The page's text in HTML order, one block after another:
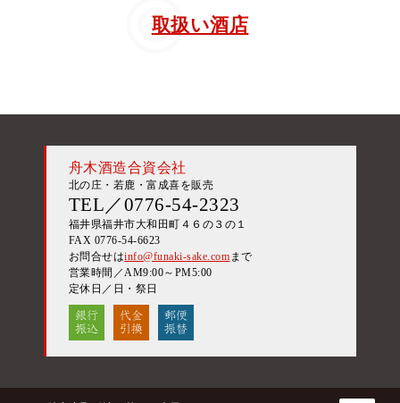
取扱い酒店
舟木酒造合資会社
北の庄・若鹿・富成喜を販売
TEL／0776-54-2323
福井県福井市大和田町４６の３の１
FAX 0776-54-6623
お問合せはinfo@funaki-sake.com まで
営業時間／AM9:00～PM5:00
定休日／日・祭日